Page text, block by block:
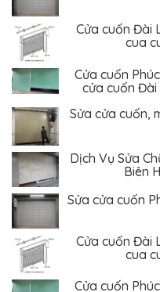
Cửa cuốn
cua
cửa cuốn
Dịch Vụ Sửa
Biên
Sửa cửa cuốn
cua
Cửa cuốn